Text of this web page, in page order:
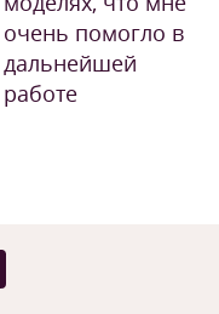
очень помогло в
дальнейшей
работе